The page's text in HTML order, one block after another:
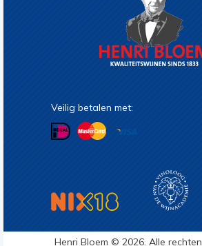
Veilig betalen met:
Henri Bloem © 2026. Alle rechten